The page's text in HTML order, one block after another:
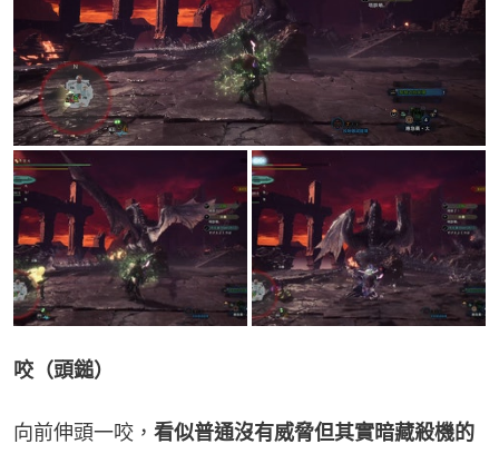
咬（頭鎚）
向前伸頭一咬， 看似普通沒有威脅但其實暗藏殺機的